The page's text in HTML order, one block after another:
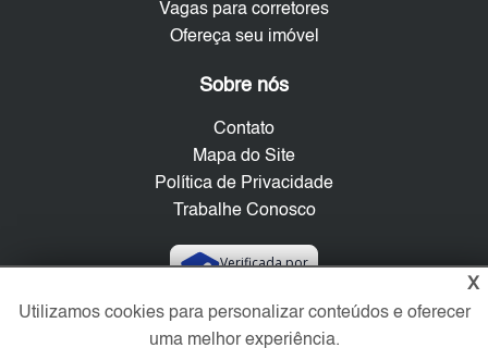
Vagas para corretores
Ofereça seu imóvel
Sobre nós
Contato
Mapa do Site
Política de Privacidade
Trabalhe Conosco
Verificada por
Redes Sociais
X
Utilizamos cookies para personalizar conteúdos e oferecer
uma melhor experiência.